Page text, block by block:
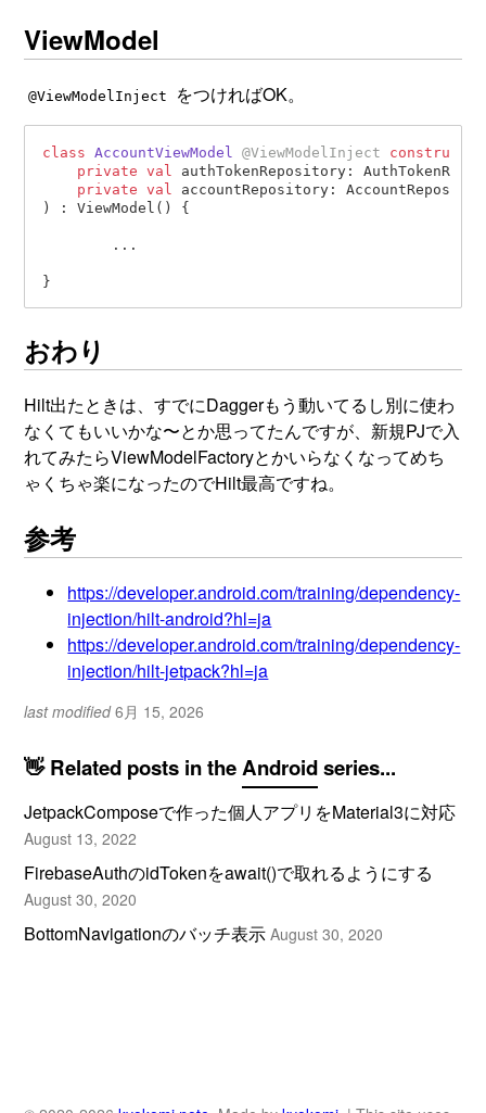
ViewModel
@ViewModelInject をつければOK。
class AccountViewModel @ViewModelInject constructor
private
val
authTokenRepository:
private
val
accountRepository:
) : ViewModel() {
おわり
Hilt出たときは、すでにDaggerもう動いてるし別に使わ
なくてもいいかな〜とか思ってたんですが、新規PJで入
れてみたらViewModelFactoryとかいらなくなってめち
ゃくちゃ楽になったのでHilt最高ですね。
参考
https://developer.android.com/training/dependency-
injection/hilt-android?hl=ja
https://developer.android.com/training/dependency-
injection/hilt-jetpack?hl=ja
last modified6月 15, 2026
👋 Related posts in theAndroidseries...
JetpackComposeで作った個人アプリをMaterial3に対応
August 13, 2022
FirebaseAuthのidTokenをawait()で取れるようにする
August 30, 2020
BottomNavigationのバッチ表示 August 30, 2020